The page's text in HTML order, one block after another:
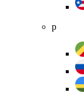
р